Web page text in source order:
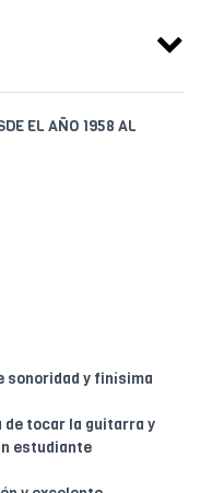
EL AÑO 1958 AL
sonoridad y finísima
de tocar la guitarra y
estudiante